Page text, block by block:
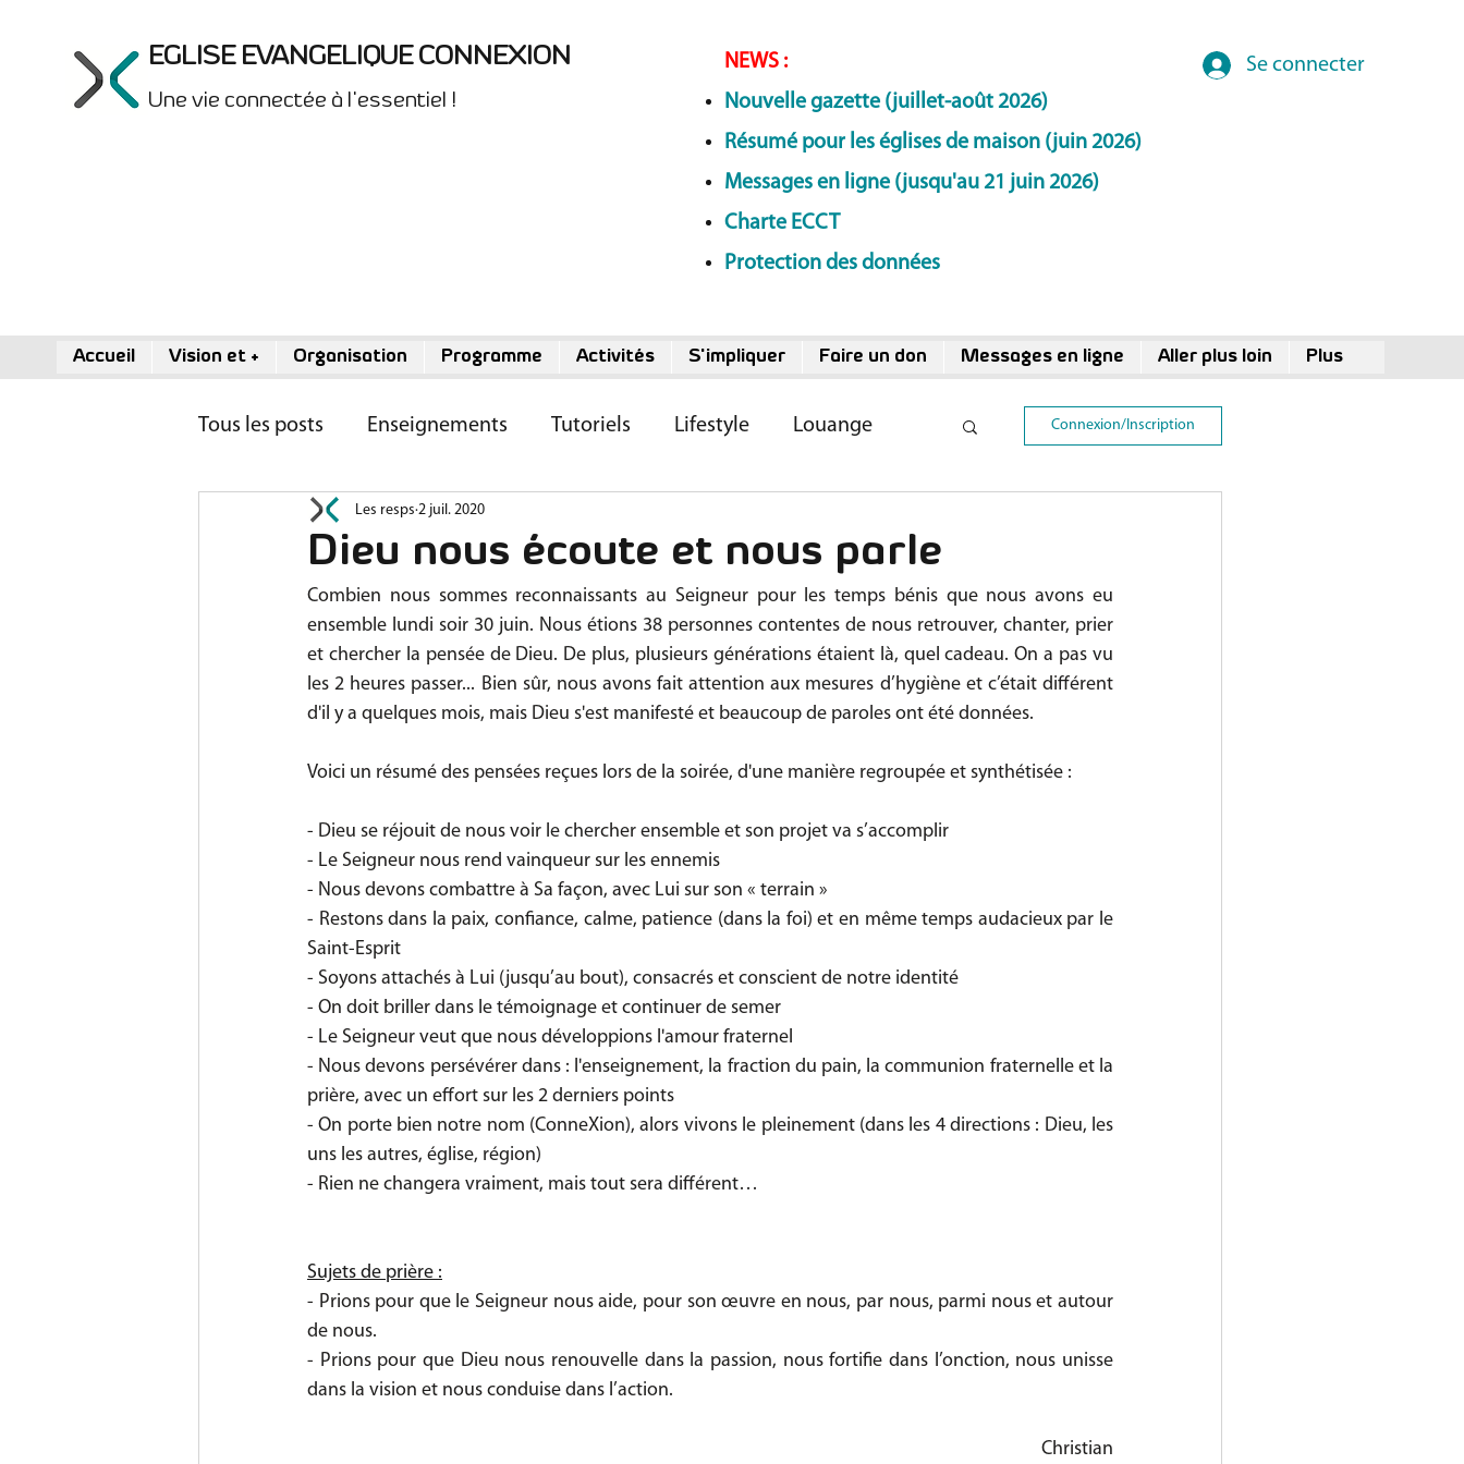
EGLISE EVANGELIQUE CONNEXION
Une vie connectée à l'essentiel !
NEWS :
Nouvelle gazette (juillet-août 2026)
Résumé pour les églises de maison (juin 2026)
Messages en ligne (jusqu'au 21 juin 2026)
Charte ECCT
Protection des données
Se connecter
Accueil Vision et + Organisation Programme Activités S'impliquer Faire un don Messages en ligne Aller plus loin Plus
Tous les posts Enseignements Tutoriels Lifestyle Louange
Jeunesse Activités
Connexion/Inscription
Dieu nous écoute et nous parle
Les resps 2 juil. 2020
Combien nous sommes reconnaissants au Seigneur pour les temps bénis que nous avons eu
ensemble lundi soir 30 juin. Nous étions 38 personnes contentes de nous retrouver, chanter, prier
et chercher la pensée de Dieu. De plus, plusieurs générations étaient là, quel cadeau. On a pas vu
les 2 heures passer... Bien sûr, nous avons fait attention aux mesures d’hygiène et c’était différent
d'il y a quelques mois, mais Dieu s'est manifesté et beaucoup de paroles ont été données.
Voici un résumé des pensées reçues lors de la soirée, d'une manière regroupée et synthétisée :
- Dieu se réjouit de nous voir le chercher ensemble et son projet va s’accomplir
- Le Seigneur nous rend vainqueur sur les ennemis
- Nous devons combattre à Sa façon, avec Lui sur son « terrain »
- Restons dans la paix, confiance, calme, patience (dans la foi) et en même temps audacieux par le
Saint-Esprit
- Soyons attachés à Lui (jusqu’au bout), consacrés et conscient de notre identité
- On doit briller dans le témoignage et continuer de semer
- Le Seigneur veut que nous développions l'amour fraternel
- Nous devons persévérer dans : l'enseignement, la fraction du pain, la communion fraternelle et la
prière, avec un effort sur les 2 derniers points
- On porte bien notre nom (ConneXion), alors vivons le pleinement (dans les 4 directions : Dieu, les
uns les autres, église, région)
- Rien ne changera vraiment, mais tout sera différent…
Sujets de prière :
- Prions pour que le Seigneur nous aide, pour son œuvre en nous, par nous, parmi nous et autour
de nous.
- Prions pour que Dieu nous renouvelle dans la passion, nous fortifie dans l’onction, nous unisse
dans la vision et nous conduise dans l’action.
Christian